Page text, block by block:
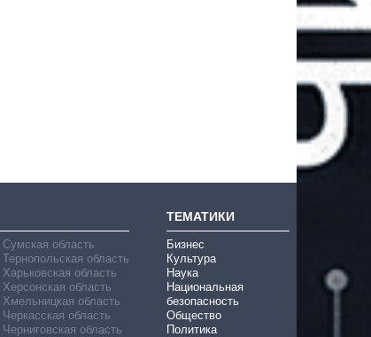
Сумская область
Тернопольская область
Харьковская область
Херсонская область
Хмельницкая область
Черкасская область
Черниговская область
ТЕМАТИКИ
Бизнес
Культура
Наука
Национальная
безопасность
Общество
Политика